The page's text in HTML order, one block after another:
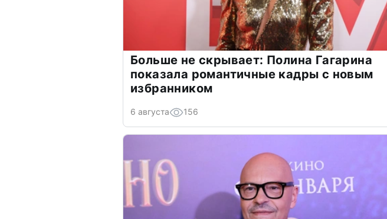
Больше не скрывает: Полина Гагарина
показала романтичные кадры с новым
избранником
6 августа 156